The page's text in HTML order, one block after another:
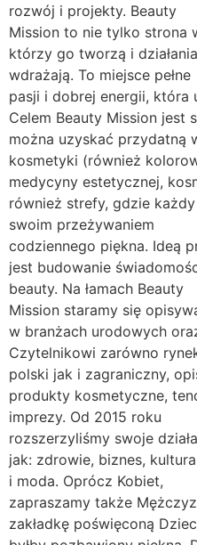
rozwój i projekty. Beauty
Mission to nie tylko strona
którzy go tworzą i
wdrażają. To miejsce pełne
pasji i dobrej energii, która
Celem Beauty Mission jest
można uzyskać przydatną
kosmetyki (również
medycyny estetycznej,
również strefy, gdzie
swoim przeżywaniem
codziennego piękna. Ideą
jest budowanie
beauty. Na łamach Beauty
Mission staramy się
w branżach urodowych
Czytelnikowi zarówno
polski jak i zagraniczny,
produkty kosmetyczne,
imprezy. Od 2015 roku
rozszerzyliśmy swoje
jak: zdrowie, biznes,
i moda. Oprócz Kobiet,
zapraszamy także
zakładkę poświęconą